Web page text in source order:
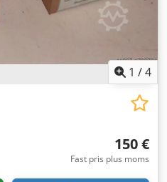
1 /4
150 €
Fast pris plus moms